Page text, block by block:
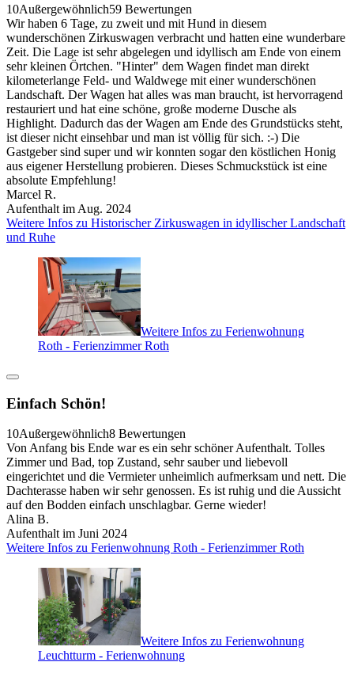
10Außergewöhnlich59 Bewertungen
Wir haben 6 Tage, zu zweit und mit Hund in diesem
wunderschönen Zirkuswagen verbracht und hatten eine wunderbare
Zeit. Die Lage ist sehr abgelegen und idyllisch am Ende von einem
sehr kleinen Örtchen. "Hinter" dem Wagen findet man direkt
kilometerlange Feld- und Waldwege mit einer wunderschönen
Landschaft. Der Wagen hat alles was man braucht, ist hervorragend
restauriert und hat eine schöne, große moderne Dusche als
Highlight. Dadurch das der Wagen am Ende des Grundstücks steht,
ist dieser nicht einsehbar und man ist völlig für sich. :-) Die
Gastgeber sind super und wir konnten sogar den köstlichen Honig
aus eigener Herstellung probieren. Dieses Schmuckstück ist eine
absolute Empfehlung!
Marcel R.
Aufenthalt im Aug. 2024
Weitere Infos zu Historischer Zirkuswagen in idyllischer Landschaft
und Ruhe
Weitere Infos zu Ferienwohnung
Roth - Ferienzimmer Roth
Einfach Schön!
10Außergewöhnlich8 Bewertungen
Von Anfang bis Ende war es ein sehr schöner Aufenthalt. Tolles
Zimmer und Bad, top Zustand, sehr sauber und liebevoll
eingerichtet und die Vermieter unheimlich aufmerksam und nett. Die
Dachterasse haben wir sehr genossen. Es ist ruhig und die Aussicht
auf den Bodden einfach unschlagbar. Gerne wieder!
Alina B.
Aufenthalt im Juni 2024
Weitere Infos zu Ferienwohnung Roth - Ferienzimmer Roth
Weitere Infos zu Ferienwohnung
Leuchtturm - Ferienwohnung